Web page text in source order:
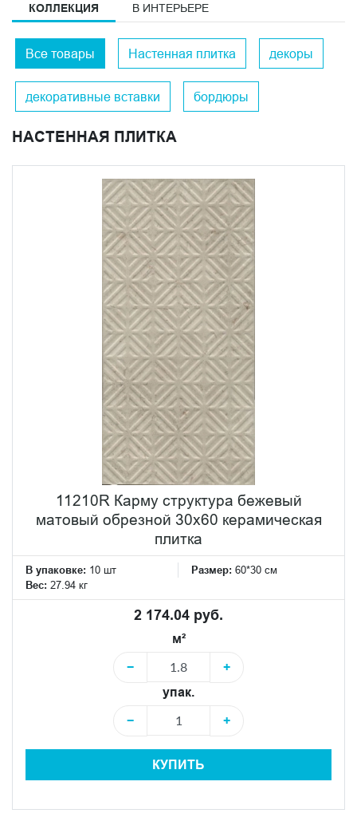
КОЛЛЕКЦИЯ В ИНТЕРЬЕРЕ
Все товары Настенная плитка декоры
декоративные вставки бордюры
НАСТЕННАЯ ПЛИТКА
11210R Карму структура бежевый
матовый обрезной 30х60 керамическая
плитка
В упаковке: 10 шт Размер: 60*30 см
Вес: 27.94 кг
2 174.04 руб.
м²
−
+
упак.
−
+
КУПИТЬ